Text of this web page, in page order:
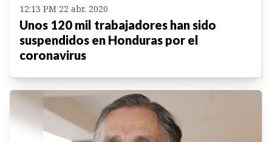
12:13 PM 22 abr. 2020
Unos 120 mil trabajadores han sido
suspendidos en Honduras por el
coronavirus